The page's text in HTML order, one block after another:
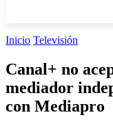
Inicio Televisión
Canal+ no
mediador
con Mediapro